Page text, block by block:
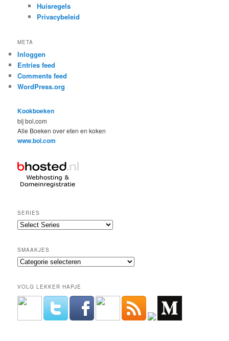
Huisregels
Privacybeleid
META
Inloggen
Entries feed
Comments feed
WordPress.org
Kookboeken
bij bol.com
Alle Boeken over eten en koken
www.bol.com
SERIES
SMAAKJES
Smaakjes
VOLG LEKKER HAPJE